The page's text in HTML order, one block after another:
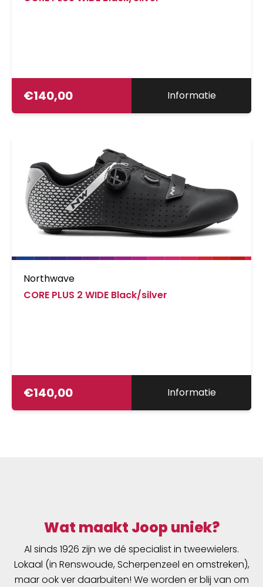
€140,00 Informatie
Northwave
CORE PLUS 2 WIDE Black/silver
€140,00 Informatie
Wat maakt Joop uniek?
Al sinds 1926 zijn we dé specialist in tweewielers.
Lokaal (in Renswoude, Scherpenzeel en omstreken),
maar ook ver daarbuiten! We worden er blij van om